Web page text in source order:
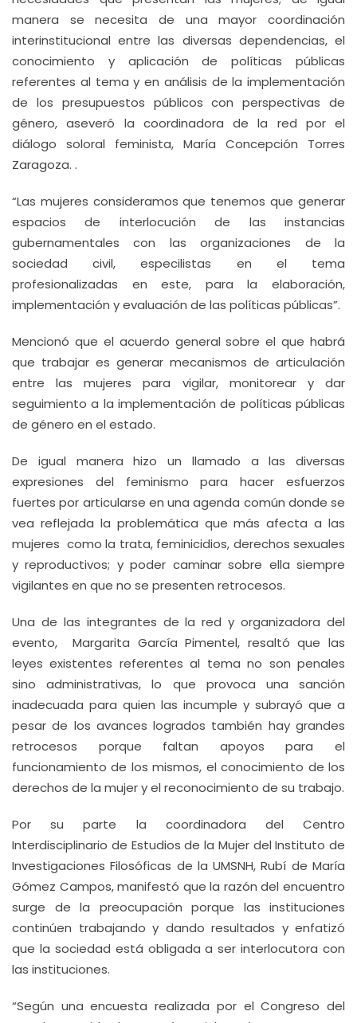
manera se necesita de una mayor coordinación
interinstitucional entre las diversas dependencias, el
conocimiento y aplicación de políticas públicas
referentes al tema y en análisis de la implementación
de los presupuestos públicos con perspectivas de
género, aseveró la coordinadora de la red por el
diálogo soloral feminista, María Concepción Torres
Zaragoza. .
“Las mujeres consideramos que tenemos que generar
espacios de interlocución de las instancias
gubernamentales con las organizaciones de la
sociedad civil, especilistas en el tema
profesionalizadas en este, para la elaboración,
implementación y evaluación de las políticas públicas”.
Mencionó que el acuerdo general sobre el que habrá
que trabajar es generar mecanismos de articulación
entre las mujeres para vigilar, monitorear y dar
seguimiento a la implementación de políticas públicas
de género en el estado.
De igual manera hizo un llamado a las diversas
expresiones del feminismo para hacer esfuerzos
fuertes por articularse en una agenda común donde se
vea reflejada la problemática que más afecta a las
mujeres como la trata, feminicidios, derechos sexuales
y reproductivos; y poder caminar sobre ella siempre
vigilantes en que no se presenten retrocesos.
Una de las integrantes de la red y organizadora del
evento, Margarita García Pimentel, resaltó que las
leyes existentes referentes al tema no son penales
sino administrativas, lo que provoca una sanción
inadecuada para quien las incumple y subrayó que a
pesar de los avances logrados también hay grandes
retrocesos porque faltan apoyos para el
funcionamiento de los mismos, el conocimiento de los
derechos de la mujer y el reconocimiento de su trabajo.
Por su parte la coordinadora del Centro
Interdisciplinario de Estudios de la Mujer del Instituto de
Investigaciones Filosóficas de la UMSNH, Rubí de María
Gómez Campos, manifestó que la razón del encuentro
surge de la preocupación porque las instituciones
continúen trabajando y dando resultados y enfatizó
que la sociedad está obligada a ser interlocutora con
las instituciones.
“Según una encuesta realizada por el Congreso del